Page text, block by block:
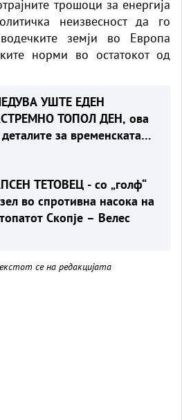
трошоци за енергија
неизвесност да го
земји во Европа
норми во остатокот од
УШТЕ ЕДЕН
ТОПОЛ ДЕН, ова
за временската
ТЕТОВЕЦ - со „голф“
во спротивна насока на
Скопје – Велес
се на редакцијата